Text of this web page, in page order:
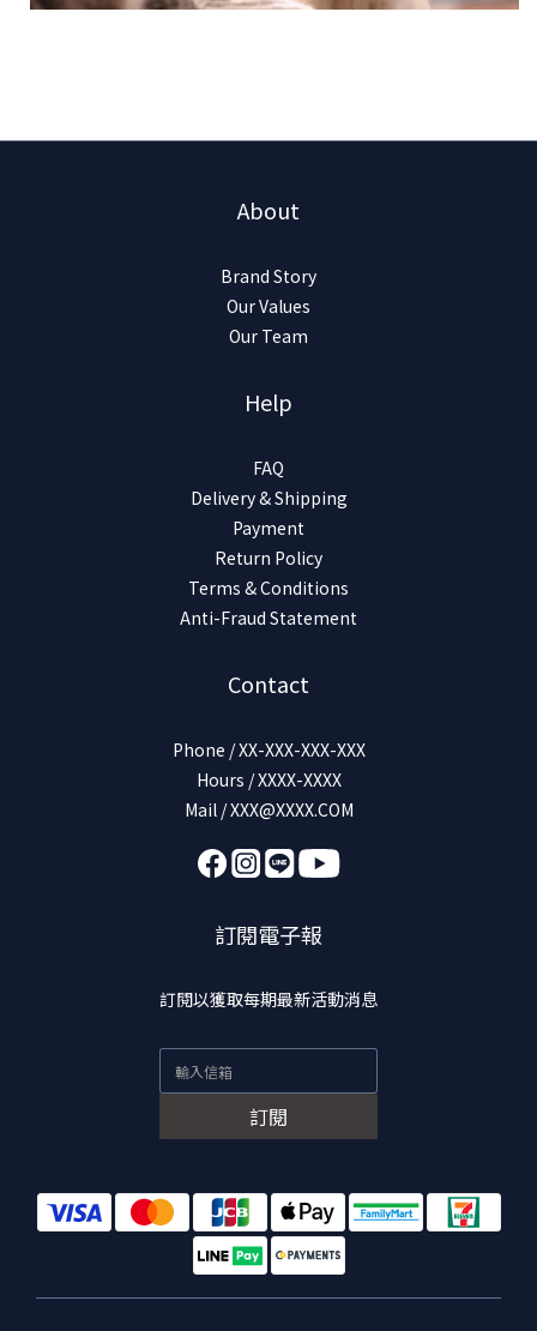
About
Brand Story
Our Values
Our Team
Help
FAQ
Delivery & Shipping
Payment
Return Policy
Terms & Conditions
Anti-Fraud Statement
Contact
Phone / XX-XXX-XXX-XXX
Hours / XXXX-XXXX
Mail / XXX@XXXX.COM
訂閱電子報
訂閱以獲取每期最新活動消息
訂閱